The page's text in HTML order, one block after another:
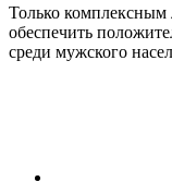
Только
обеспечить
среди мужского